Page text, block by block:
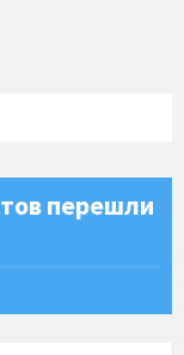
перешли